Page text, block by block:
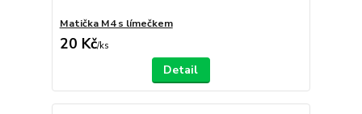
Matička M4 s límečkem
20 Kč/ks
Detail